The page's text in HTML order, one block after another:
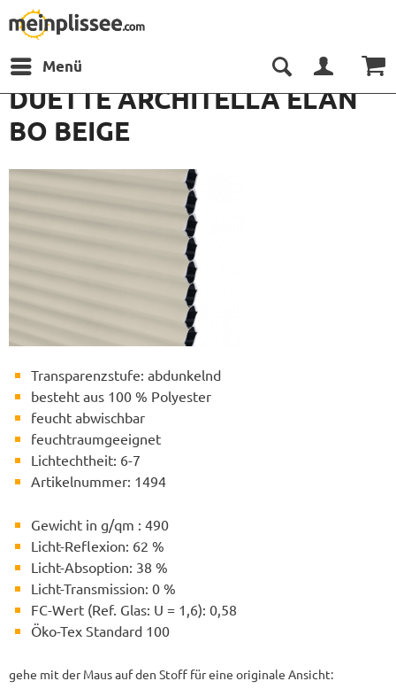
Menü
DUETTE ARCHITELLA ELAN
BO BEIGE
gehe mit der Maus auf den Stoff für eine originale Ansicht:
Transparenzstufe: abdunkelnd
besteht aus 100 % Polyester
feucht abwischbar
feuchtraumgeeignet
Lichtechtheit: 6-7
Artikelnummer: 1494
Gewicht in g/qm : 490
Licht-Reflexion: 62 %
Licht-Absoption: 38 %
Licht-Transmission: 0 %
FC-Wert (Ref. Glas: U = 1,6): 0,58
Öko-Tex Standard 100